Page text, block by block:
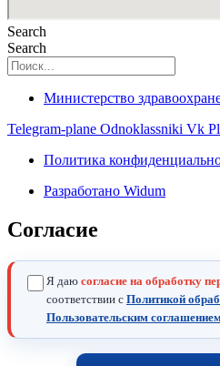
Search
Search
Министерство
Telegram-plane Odnoklassniki Vk
Политика
Разработано Widum
Согласие
Я даю согласие на обработку
соответствии с Политикой
Пользовательским